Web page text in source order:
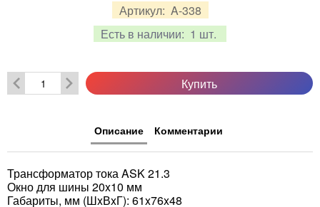
Артикул: A-338
Есть в наличии: 1 шт.
Купить
Описание Комментарии
Трансформатор тока ASK 21.3
Окно для шины 20x10 мм
Габариты, мм (ШxВxГ): 61x76x48